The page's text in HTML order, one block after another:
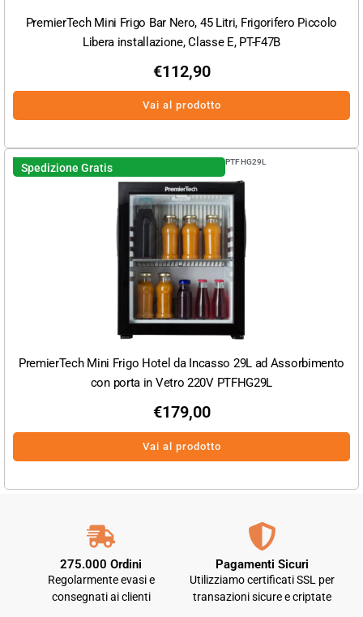
PremierTech Mini Frigo Bar Nero, 45 Litri, Frigorifero Piccolo
Libera installazione, Classe E, PT-F47B
€112,90
Vai al prodotto
Spedizione Gratis PTFHG29L
PremierTech Mini Frigo Hotel da Incasso 29L ad Assorbimento
con porta in Vetro 220V PTFHG29L
€179,00
Vai al prodotto
275.000 Ordini
Regolarmente evasi e
consegnati ai clienti
Pagamenti Sicuri
Utilizziamo certificati SSL per
transazioni sicure e criptate